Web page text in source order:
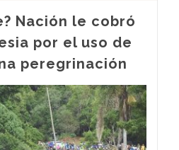
Nación le cobró
por el uso de
peregrinación